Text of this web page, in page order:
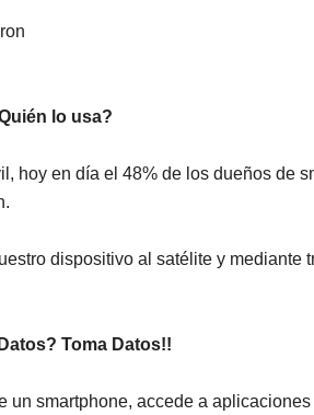
lo usa?
hoy en día el 48% de los dueños de
dispositivo al satélite y mediante
Toma Datos!!
un smartphone, accede a aplicaciones